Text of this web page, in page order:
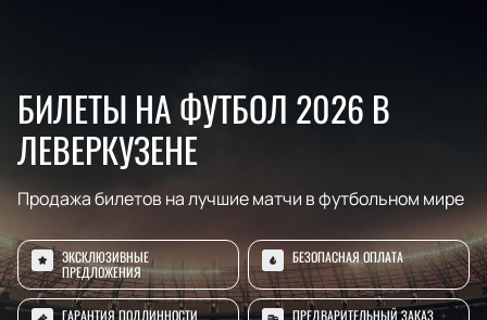
БИЛЕТЫ НА ФУТБОЛ 2026 В
ЛЕВЕРКУЗЕНЕ
Продажа билетов на лучшие матчи в футбольном мире
ЭКСКЛЮЗИВНЫЕ
ПРЕДЛОЖЕНИЯ
БЕЗОПАСНАЯ ОПЛАТА
ГАРАНТИЯ ПОДЛИННОСТИ ПРЕДВАРИТЕЛЬНЫЙ ЗАКАЗ